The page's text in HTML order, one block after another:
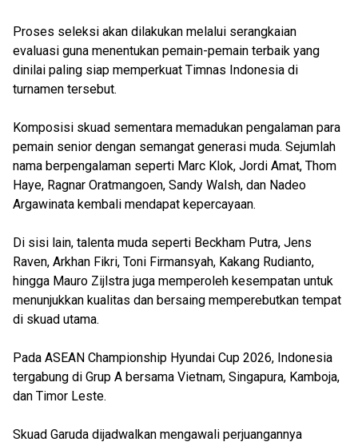
Proses seleksi akan dilakukan melalui serangkaian
evaluasi guna menentukan pemain-pemain terbaik yang
dinilai paling siap memperkuat Timnas Indonesia di
turnamen tersebut.
Komposisi skuad sementara memadukan pengalaman para
pemain senior dengan semangat generasi muda. Sejumlah
nama berpengalaman seperti Marc Klok, Jordi Amat, Thom
Haye, Ragnar Oratmangoen, Sandy Walsh, dan Nadeo
Argawinata kembali mendapat kepercayaan.
Di sisi lain, talenta muda seperti Beckham Putra, Jens
Raven, Arkhan Fikri, Toni Firmansyah, Kakang Rudianto,
hingga Mauro Zijlstra juga memperoleh kesempatan untuk
menunjukkan kualitas dan bersaing memperebutkan tempat
di skuad utama.
Pada ASEAN Championship Hyundai Cup 2026, Indonesia
tergabung di Grup A bersama Vietnam, Singapura, Kamboja,
dan Timor Leste.
Skuad Garuda dijadwalkan mengawali perjuangannya